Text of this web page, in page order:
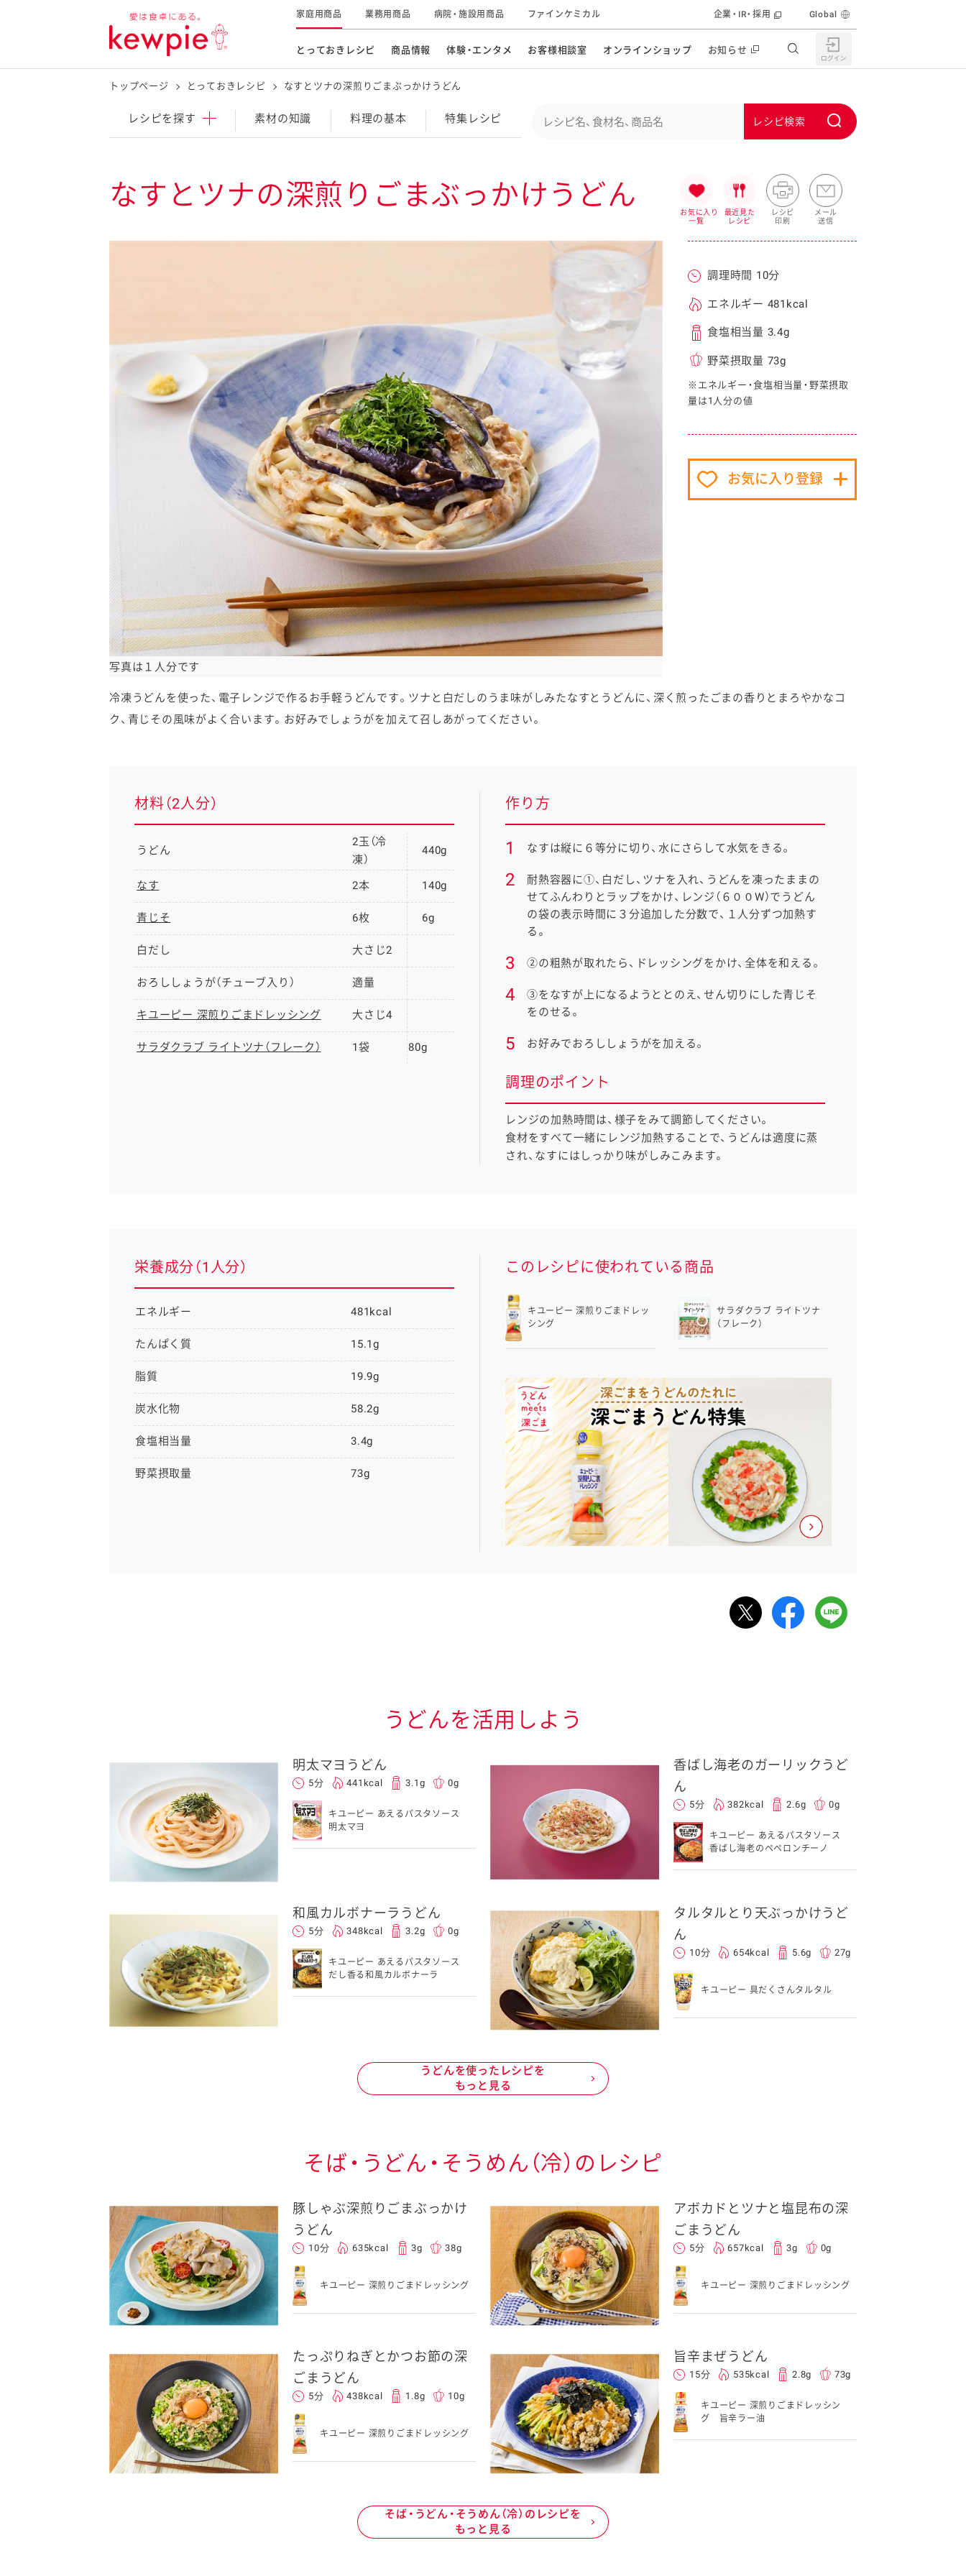
とっておきレシピ
料理の基本 特集レシピ
おすすめの特設サイト
キユーピー マヨネーズキッチン
明日もうれしい。サラダストック
おうちで作るポテトサラダ
子どもと野菜をたのしもう
おうちでミールストック
みんなの食と健康応援
商品情報
マヨネーズなど ドレッシングなど
卵関連品 介護食
ベビーフード・幼児食 栄養・健康ケア商品
サプリメントなど スキンケア用品
ジャム、スプレッドなど パッケージサラダ
その他の商品サイト
体験・エンタメ
深谷テラス ヤサイな
仲間たちファーム
おたのしみコンテンツ
キユーピーとヤサイな
仲間たち
キユーピー３分
クッキング
テレビ・ラジオ
キャンペーン・イベント
イベント協賛
お客様相談室 オンラインショップ お知らせ
家庭用商品 業務用商品 病院・施設用商品 ファインケミカル 企業・IR・採用
企業情報 グループの事業 食育活動
株主・投資家の皆様へ
採用情報
Global
トップページ とっておきレシピ なすとツナの深煎りごまぶっかけうどん
レシピを探す 素材の知識 料理の基本 特集 レシピ
m
i
なすとツナの深煎りごまぶっかけうどん
お気に入り
一覧
最近見た
レシピ
レシピ
印刷
メール
送信
写真は１人分です
冷凍うどんを使った、電子レンジで作るお手軽うどんです。ツナと白だしのうま味がしみたなすとうどんに、深く煎ったごまの香りとまろやかなコ
ク、青じその風味がよく合います。お好みでしょうがを加えて召しあがってください。
調理時間 10分
エネルギー 481kcal
食塩相当量 3.4g
野菜摂取量 73g
※エネルギー・食塩相当量・野菜摂取
量は1人分の値
お気に入り登録
材料（2人分）
うどん
2玉（冷
凍）
440g
なす 2本 140g
青じそ 6枚 6g
白だし 大さじ2
おろししょうが（チューブ入り） 適量
キユーピー 深煎りごまドレッシング 大さじ4
サラダクラブ ライトツナ（フレーク） 1袋 80g
作り方
1 なすは縦に６等分に切り、水にさらして水気をきる。
2
耐熱容器に①、白だし、ツナを入れ、うどんを凍ったままの
せてふんわりとラップをかけ、レンジ（６００W）でうどん
の袋の表示時間に３分追加した分数で、１人分ずつ加熱す
る。
3 ②の粗熱が取れたら、ドレッシングをかけ、全体を和える。
4
③をなすが上になるようととのえ、せん切りにした青じそ
をのせる。
5 お好みでおろししょうがを加える。
調理のポイント
レンジの加熱時間は、様子をみて調節してください。
食材をすべて一緒にレンジ加熱することで、うどんは適度に蒸
され、なすにはしっかり味がしみこみます。
栄養成分（1人分）
エネルギー 481kcal
たんぱく質 15.1g
脂質 19.9g
炭水化物 58.2g
食塩相当量 3.4g
野菜摂取量 73g
このレシピに使われている商品
キユーピー 深煎りごまドレッ
シング
サラダクラブ ライトツナ
（フレーク）
後、そのメールを転送し
うどんを活用しよう
明太マヨうどん
5分 441kcal 3.1g 0g
キユーピー あえるパスタソース
明太マヨ
香ばし海老のガーリックうど
ん
5分 382kcal 2.6g 0g
キユーピー あえるパスタソース
香ばし海老のペペロンチーノ
和風カルボナーラうどん
5分 348kcal 3.2g 0g
キユーピー あえるパスタソース
だし香る和風カルボナーラ
タルタルとり天ぶっかけうど
ん
10分 654kcal 5.6g 27g
キユーピー 具だくさんタルタル
うどんを使ったレシピを
もっと見る
そば・うどん・そうめん（冷）のレシピ
豚しゃぶ深煎りごまぶっかけ
うどん
10分 635kcal 3g 38g
キユーピー 深煎りごまドレッシング
アボカドとツナと塩昆布の深
ごまうどん
5分 657kcal 3g 0g
キユーピー 深煎りごまドレッシング
たっぷりねぎとかつお節の深
ごまうどん
5分 438kcal 1.8g 10g
キユーピー 深煎りごまドレッシング
旨辛まぜうどん
15分 535kcal 2.8g 73g
キユーピー 深煎りごまドレッシン
グ 旨辛ラー油
そば・うどん・そうめん（冷）のレシピを
もっと見る